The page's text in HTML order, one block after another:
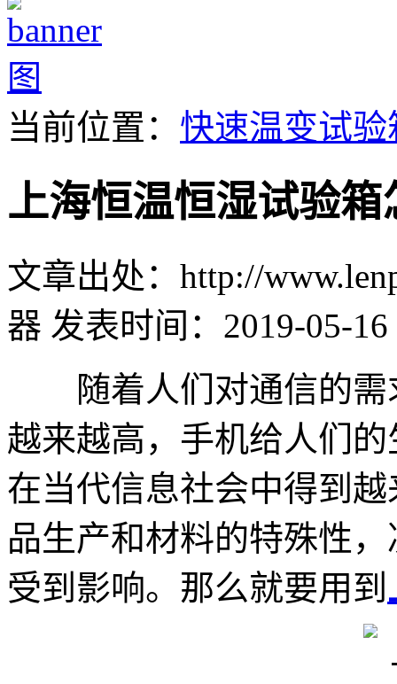
当前位置： 快速温变试验
上海恒温恒湿试验
文章出处：http://
器 发表时间：2019-05-16
随着人们对通信的需
越来越高，手机给人们
在当代信息社会中得到
品生产和材料的特殊性
受到影响。那么就要用到